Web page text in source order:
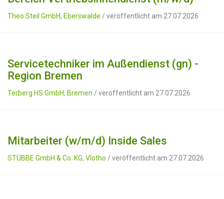
Theo Steil GmbH, Eberswalde / veröffentlicht am 27.07.2026
Servicetechniker im Außendienst (gn) -
Region Bremen
Terberg HS GmbH, Bremen / veröffentlicht am 27.07.2026
Mitarbeiter (w/m/d) Inside Sales
STÜBBE GmbH & Co. KG, Vlotho / veröffentlicht am 27.07.2026